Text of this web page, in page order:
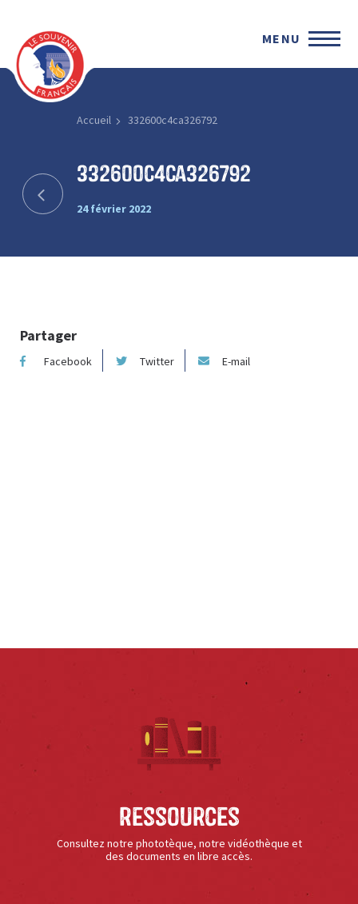
MENU
Accueil 332600c4ca326792
332600c4ca326792
24 février 2022
Partager
Facebook Twitter E-mail
Ressources
Consultez notre phototèque, notre vidéothèque et
des documents en libre accès.